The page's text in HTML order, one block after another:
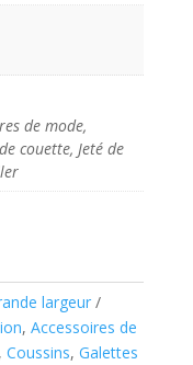
de mode,
couette, Jeté de
largeur
, Accessoires de
, Coussins, Galettes